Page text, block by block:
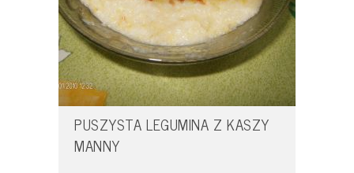
PUSZYSTA LEGUMINA Z KASZY
MANNY